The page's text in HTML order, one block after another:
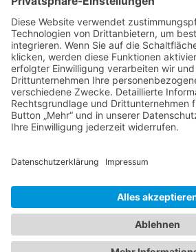
IM VEREIN
NEUIGKEITEN
KONTAKT